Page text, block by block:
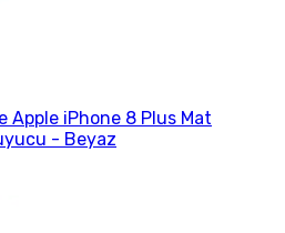
Apple iPhone 8 Plus Mat
- Beyaz